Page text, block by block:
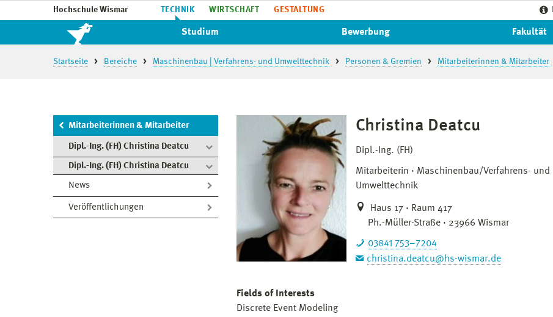
Hochschule Wismar TECHNIK WIRTSCHAFT GESTALTUNG
Studium Bewerbung Fakultät
Startseite Bereiche Maschinenbau | Verfahrens- und Umwelttechnik Personen & Gremien Mitarbeiterinnen & Mitarbeiter
Mitarbeiterinnen & Mitarbeiter
Dipl.-Ing. (FH) Christina Deatcu
Dipl.-Ing. (FH) Christina Deatcu
News
Veröffentlichungen
Christina Deatcu
Dipl.-Ing. (FH)
Mitarbeiterin
Maschinenbau/Verfahrens- und
Umwelttechnik
Haus 17 · Raum 417
Ph.-Müller-Straße · 23966 Wismar
03841 753–7204
christina.deatcu@hs-wismar.de
Fields of Interests
Discrete Event Modeling